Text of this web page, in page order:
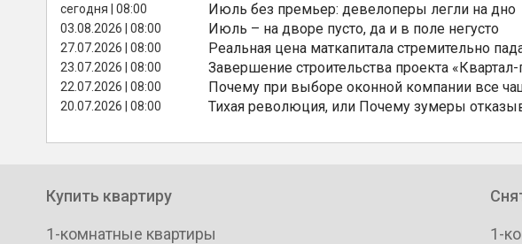
сегодня | 08:00 Июль без премьер: девелоперы легли на дно
03.08.2026 | 08:00 Июль – на дворе пусто, да и в поле негусто
27.07.2026 | 08:00 Реальная цена маткапитала стремительно
23.07.2026 | 08:00 Завершение строительства проекта
22.07.2026 | 08:00 Почему при выборе оконной компании все
20.07.2026 | 08:00 Тихая революция, или Почему зумеры
Купить квартиру
1-комнатные квартиры
1-